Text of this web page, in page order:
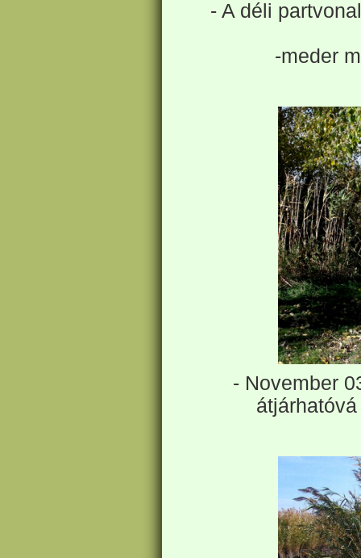
- A déli
-meder
- November